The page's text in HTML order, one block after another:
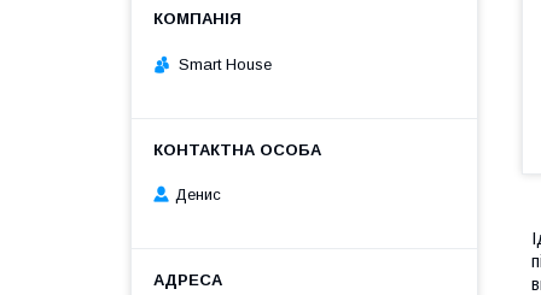
Smart House
Денис